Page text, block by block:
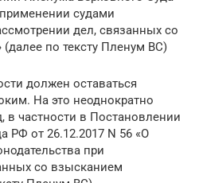
судами
дел, связанных со
по тексту Пленум ВС)
должен оставаться
На это неоднократно
в частности в Постановлении
РФ от 26.12.2017 N 56 «О
при
со взысканием